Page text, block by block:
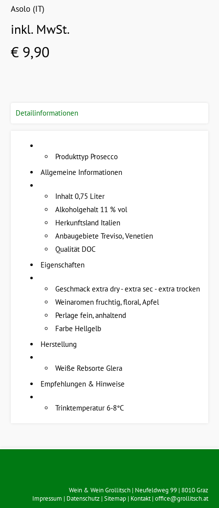
Asolo (IT)
inkl. MwSt.
€ 9,90
Detailinformationen
Produkttyp Prosecco
Allgemeine Informationen
Inhalt 0,75 Liter
Alkoholgehalt 11 % vol
Herkunftsland Italien
Anbaugebiete Treviso, Venetien
Qualität DOC
Eigenschaften
Geschmack extra dry - extra sec - extra trocken
Weinaromen fruchtig, floral, Apfel
Perlage fein, anhaltend
Farbe Hellgelb
Herstellung
Weiße Rebsorte Glera
Empfehlungen & Hinweise
Trinktemperatur 6-8°C
Wein & Wein Grollitsch| Neufeldweg 99| 8010 Graz
Impressum | Datenschutz| Sitemap| Kontakt| office@grollitsch.at